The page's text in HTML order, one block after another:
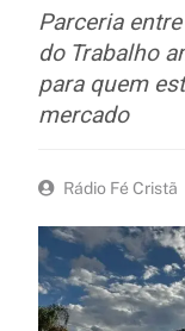
Parceria
do Trabalho
para quem
mercado
Rádio Fé Cristã